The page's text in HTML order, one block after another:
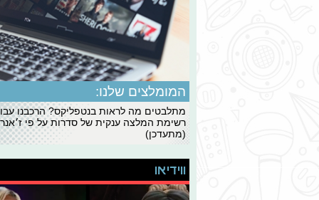
המומלצים שלנו:
מתלבטים מה לראות בנטפליקס? הרכבנו
רשימת המלצה ענקית של סדרות על פי
(מתעדכן)
ווידיאו